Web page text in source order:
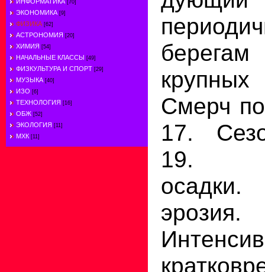
[70]
ЭКОНОМИКА [9]
ФИЗИКА [62]
АСТРОНОМИЯ [20]
ХИМИЯ [54]
НАЧАЛЬНЫЕ КЛАССЫ [49]
ФИЗКУЛЬТУРА И СПОРТ [29]
МУЗЫКА [40]
ИЗО [6]
ТЕХНОЛОГИЯ [16]
ОБЖ [52]
ЭКОЛОГИЯ [11]
МХК [11]
Смерч
17.
19.